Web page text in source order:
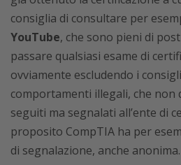
consiglia di consultare per
YouTube, che sono pieni di
passare qualsiasi esame di
ovviamente escludendo i
comportamenti illegali, che non
seguiti ma segnalati all’ente di
proposito CompTIA ha per
di segnalazione, anche anonima.